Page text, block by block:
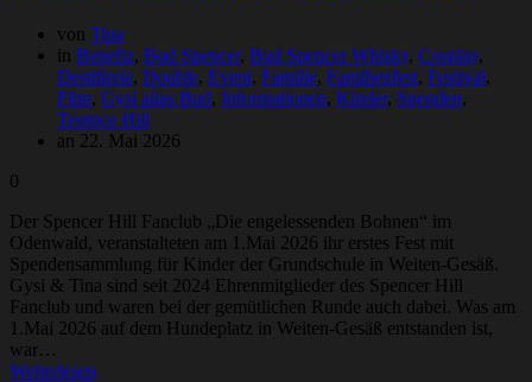
von Tina
in Benefiz, Bud Spencer, Bud Spencer Whisky, Cosplay,
Destillerie, Double, Event, Familie, Familienfest, Festival,
Film, Gysi alias Bud, Informationen, Kinder, Spenden,
Terence Hill
an 22. Mai 2026
0
Der Spencer Hill Fanclub „Die engelessenden Bohnen“ im
Odenwald, veranstalteten am 1.Mai 2026 ihr erstes Fest mit
Spendensammlung für Kinder der Grundschule in Weiten-Gesäß.
Gysi & Tina sind seit 2024 Ehrenmitglieder des Spencer Hill
Fanclub und waren bei der gemütlichen Runde auch dabei. Was am
1.Mai 2026 auf dem Hundeplatz in Weiten-Gesäß entstanden ist,
war…
Weiterlesen